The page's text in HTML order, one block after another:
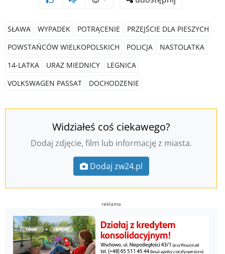
SŁAWA WYPADEK POTRĄCENIE
PRZEJŚCIE DLA PIESZYCH
POWSTAŃCÓW WIELKOPOLSKICH
POLICJA
NASTOLATKA
14-LATKA
URAZ MIEDNICY
LEGNICA
VOLKSWAGEN PASSAT
DOCHODZENIE
Widziałeś coś ciekawego?
Dodaj zdjęcie, film lub informację z miasta.
Dodaj zw24.pl
reklama